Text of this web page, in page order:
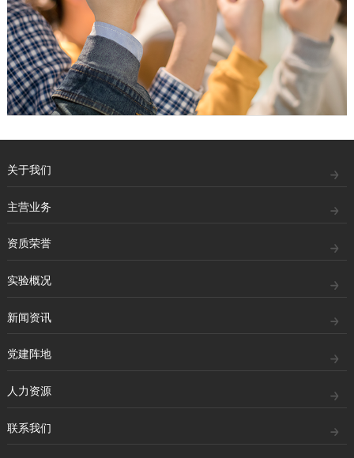
关于我们
主营业务
资质荣誉
实验概况
新闻资讯
党建阵地
人力资源
联系我们